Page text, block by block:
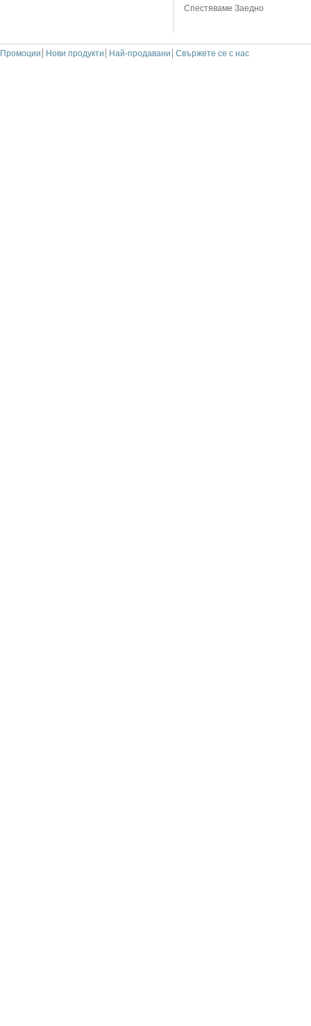
Спестяваме Заедно
Промоции Нови продукти Най-продавани Свържете се с нас